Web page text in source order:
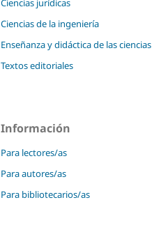
Ciencias jurídicas
Ciencias de la ingeniería
Enseñanza y didáctica de las ciencias
Textos editoriales
Información
Para lectores/as
Para autores/as
Para bibliotecarios/as